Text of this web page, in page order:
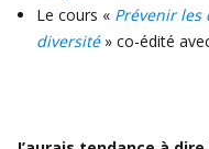
Le cours « Prévenir
diversité» co-édité